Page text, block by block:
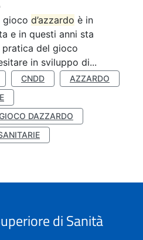
gioco d’azzardo è in
e in questi anni sta
pratica del gioco
in sviluppo di...
CNDD
AZZARDO
DAZZARDO
di Sanità